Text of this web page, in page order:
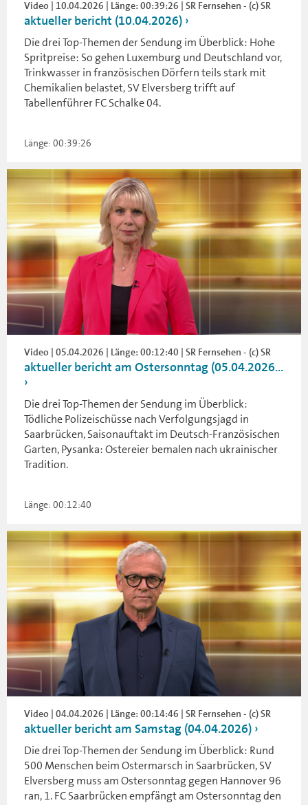
Video | 10.04.2026 | Länge: 00:39:26 | SR Fernsehen - (c) SR
aktueller bericht (10.04.2026)
Die drei Top-Themen der Sendung im Überblick: Hohe
Spritpreise: So gehen Luxemburg und Deutschland vor,
Trinkwasser in französischen Dörfern teils stark mit
Chemikalien belastet, SV Elversberg trifft auf
Tabellenführer FC Schalke 04.
Länge: 00:39:26
Video | 05.04.2026 | Länge: 00:12:40 | SR Fernsehen - (c) SR
aktueller bericht am Ostersonntag (05.04.2026...
Die drei Top-Themen der Sendung im Überblick:
Tödliche Polizeischüsse nach Verfolgungsjagd in
Saarbrücken, Saisonauftakt im Deutsch-Französischen
Garten, Pysanka: Ostereier bemalen nach ukrainischer
Tradition.
Länge: 00:12:40
Video | 04.04.2026 | Länge: 00:14:46 | SR Fernsehen - (c) SR
aktueller bericht am Samstag (04.04.2026)
Die drei Top-Themen der Sendung im Überblick: Rund
500 Menschen beim Ostermarsch in Saarbrücken, SV
Elversberg muss am Ostersonntag gegen Hannover 96
ran, 1. FC Saarbrücken empfängt am Ostersonntag den